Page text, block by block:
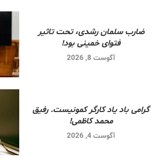
ضارب سلمان رشدی، تحت تاثیر
فتوای خمینی بود!
آگوست 8, 2026
گرامی باد یاد کارگر کمونیست. رفیق
محمد کاظمی!
آگوست 4, 2026